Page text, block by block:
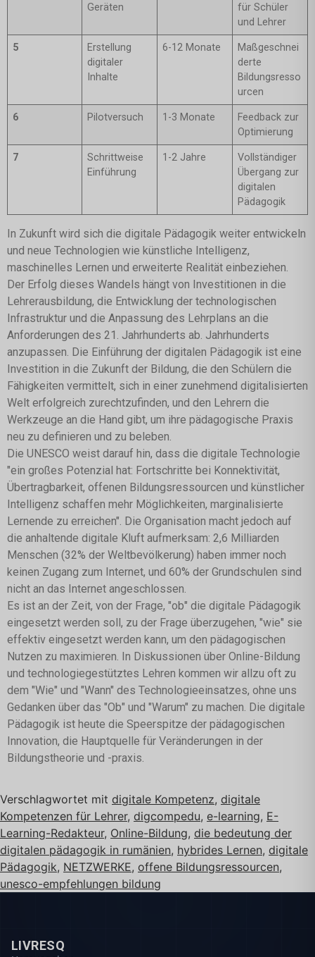
Geräten
für Schüler
und Lehrer
5
Erstellung
digitaler
Inhalte
6-12 Monate
Maßgeschnei
derte
Bildungsresso
urcen
6 Pilotversuch 1-3 Monate
Feedback zur
Optimierung
7
Schrittweise
Einführung
1-2 Jahre
Vollständiger
Übergang zur
digitalen
Pädagogik
In Zukunft wird sich die digitale Pädagogik weiter entwickeln
und neue Technologien wie künstliche Intelligenz,
maschinelles Lernen und erweiterte Realität einbeziehen.
Der Erfolg dieses Wandels hängt von Investitionen in die
Lehrerausbildung, die Entwicklung der technologischen
Infrastruktur und die Anpassung des Lehrplans an die
Anforderungen des 21. Jahrhunderts ab. Jahrhunderts
anzupassen. Die Einführung der digitalen Pädagogik ist eine
Investition in die Zukunft der Bildung, die den Schülern die
Fähigkeiten vermittelt, sich in einer zunehmend digitalisierten
Welt erfolgreich zurechtzufinden, und den Lehrern die
Werkzeuge an die Hand gibt, um ihre pädagogische Praxis
neu zu definieren und zu beleben.
Die UNESCO weist darauf hin, dass die digitale Technologie
"ein großes Potenzial hat: Fortschritte bei Konnektivität,
Übertragbarkeit, offenen Bildungsressourcen und künstlicher
Intelligenz schaffen mehr Möglichkeiten, marginalisierte
Lernende zu erreichen". Die Organisation macht jedoch auf
die anhaltende digitale Kluft aufmerksam: 2,6 Milliarden
Menschen (32% der Weltbevölkerung) haben immer noch
keinen Zugang zum Internet, und 60% der Grundschulen sind
nicht an das Internet angeschlossen.
Es ist an der Zeit, von der Frage, "ob" die digitale Pädagogik
eingesetzt werden soll, zu der Frage überzugehen, "wie" sie
effektiv eingesetzt werden kann, um den pädagogischen
Nutzen zu maximieren. In Diskussionen über Online-Bildung
und technologiegestütztes Lehren kommen wir allzu oft zu
dem "Wie" und "Wann" des Technologieeinsatzes, ohne uns
Gedanken über das "Ob" und "Warum" zu machen. Die digitale
Pädagogik ist heute die Speerspitze der pädagogischen
Innovation, die Hauptquelle für Veränderungen in der
Bildungstheorie und -praxis.
Verschlagwortet mit digitale Kompetenz, digitale
Kompetenzen für Lehrer, digcompedu, e-learning, E-
Learning-Redakteur, Online-Bildung, die bedeutung der
digitalen pädagogik in rumänien, hybrides Lernen, digitale
Pädagogik, NETZWERKE, offene Bildungsressourcen,
unesco-empfehlungen bildung
LIVRESQ